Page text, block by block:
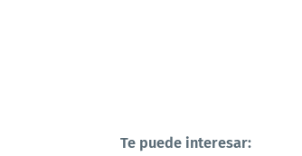
Te puede interesar: